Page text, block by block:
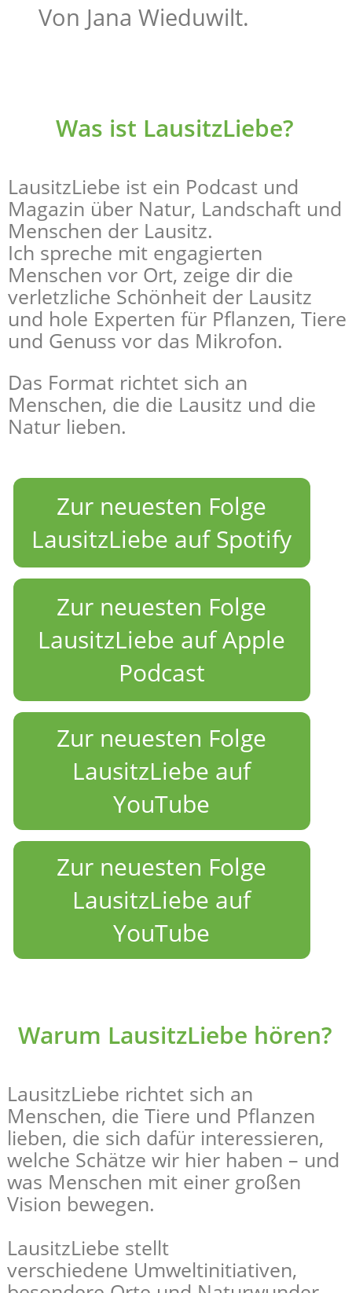
Von Jana Wieduwilt.
Was ist LausitzLiebe?
LausitzLiebe ist ein Podcast und
Magazin über Natur, Landschaft und
Menschen der Lausitz.
Ich spreche mit engagierten
Menschen vor Ort, zeige dir die
verletzliche Schönheit der Lausitz
und hole Experten für Pflanzen, Tiere
und Genuss vor das Mikrofon.
Das Format richtet sich an
Menschen, die die Lausitz und die
Natur lieben.
Zur neuesten Folge
LausitzLiebe auf Spotify
Zur neuesten Folge
LausitzLiebe auf Apple
Podcast
Zur neuesten Folge
LausitzLiebe auf
YouTube
Zur neuesten Folge
LausitzLiebe auf
YouTube
Warum LausitzLiebe hören?
LausitzLiebe richtet sich an
Menschen, die Tiere und Pflanzen
lieben, die sich dafür interessieren,
welche Schätze wir hier haben – und
was Menschen mit einer großen
Vision bewegen.
LausitzLiebe stellt
verschiedene Umweltinitiativen,